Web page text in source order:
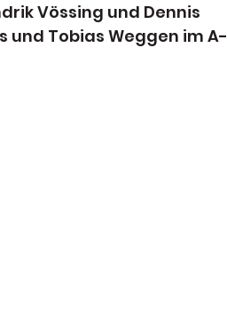
Vössing und Dennis
und Tobias Weggen im A-